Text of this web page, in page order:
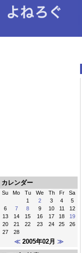
カレンダー
≪ 2005年02月 ≫
Su Mo Tu We Th Fr
Sa
1
2 3 4
5
6
7 8 9 10 11
12
13
14 15 16 17 18
19
20
21 22 23 24 25
26
27
28